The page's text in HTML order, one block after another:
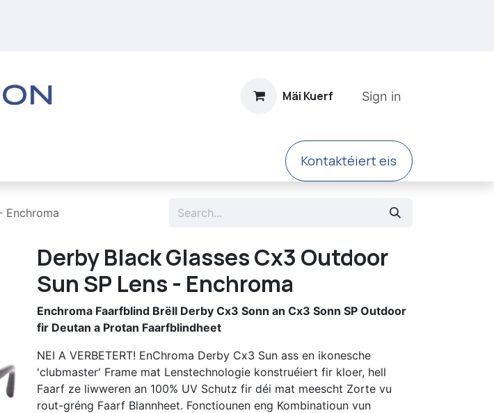
Mäi Kuerf Sign in
Kontaktéiert eis
Enchroma
Derby Black Glasses Cx3 Outdoor
Sun SP Lens - Enchroma
Enchroma Faarfblind Brëll Derby Cx3 Sonn an Cx3 Sonn SP Outdoor
fir Deutan a Protan Faarfblindheet
NEI A VERBETERT! EnChroma Derby Cx3 Sun ass en ikonesche
'clubmaster' Frame mat Lenstechnologie konstruéiert fir kloer, hell
Faarf ze liwweren an 100% UV Schutz fir déi mat meescht Zorte vu
rout-gréng Faarf Blannheet. Fonctiounen eng Kombinatioun vun